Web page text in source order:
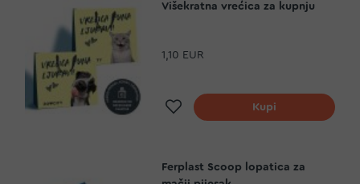
Višekratna vrećica za kupnju
1,10 EUR
Dodaj na listu želja
Kupi
Ferplast Scoop lopatica za